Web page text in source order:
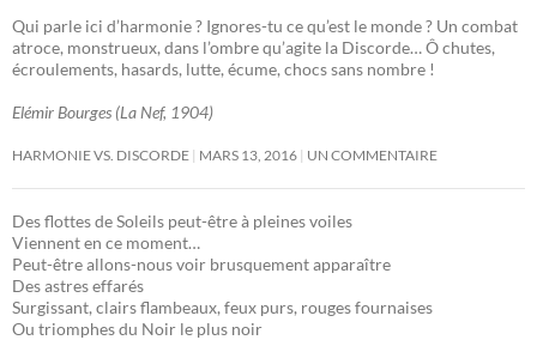
Qui parle ici d’harmonie ? Ignores-tu ce qu’est le monde ? Un combat
atroce, monstrueux, dans l’ombre qu’agite la Discorde… Ô chutes,
écroulements, hasards, lutte, écume, chocs sans nombre !
Elémir Bourges (La Nef, 1904)
HARMONIE VS. DISCORDE MARS 13, 2016 UN COMMENTAIRE
Des flottes de Soleils peut-être à pleines voiles
Viennent en ce moment…
Peut-être allons-nous voir brusquement apparaître
Des astres effarés
Surgissant, clairs flambeaux, feux purs, rouges fournaises
Ou triomphes du Noir le plus noir